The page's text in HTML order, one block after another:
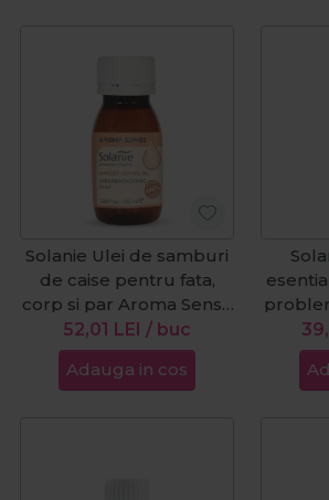
Solanie Ulei de samburi
de caise pentru fata,
corp si par Aroma Sense
50ml
52,01 LEI / buc
Adauga in cos